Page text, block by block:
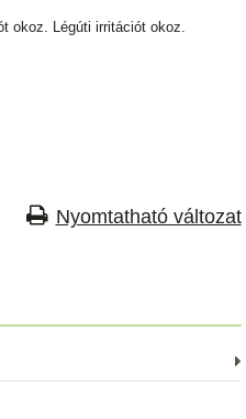
okoz. Légúti irritációt okoz.
Nyomtatható változat